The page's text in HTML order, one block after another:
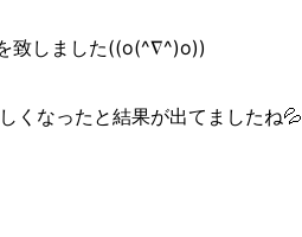
致しました((o(^∇^)o))
くなったと結果が出てましたね💦